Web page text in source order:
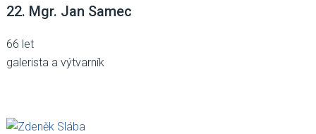
22. Mgr. Jan Samec
66 let
galerista a výtvarník